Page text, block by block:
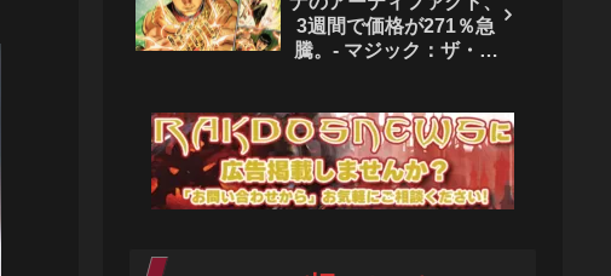
3週間で価格が271％急
騰。- マジック：ザ・ギ